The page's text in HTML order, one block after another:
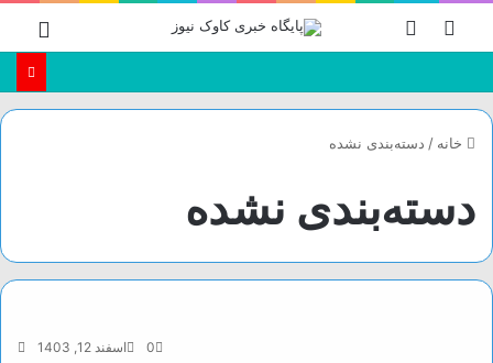
جستجو
خانه / دسته‌بندی نشده
دسته‌بندی نشده
اسفند 12, 1403 0